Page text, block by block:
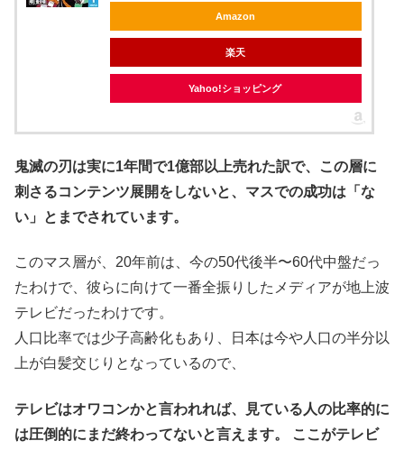
Amazon
楽天
Yahoo!ショッピング
鬼滅の刃は実に1年間で1億部以上売れた訳で、この層に
刺さるコンテンツ展開をしないと、マスでの成功は「な
い」とまでされています。
このマス層が、20年前は、今の50代後半〜60代中盤だっ
たわけで、彼らに向けて一番全振りしたメディアが地上波
テレビだったわけです。
人口比率では少子高齢化もあり、日本は今や人口の半分以
上が白髪交じりとなっているので、
テレビはオワコンかと言われれば、見ている人の比率的に
は圧倒的にまだ終わってないと言えます。 ここがテレビ